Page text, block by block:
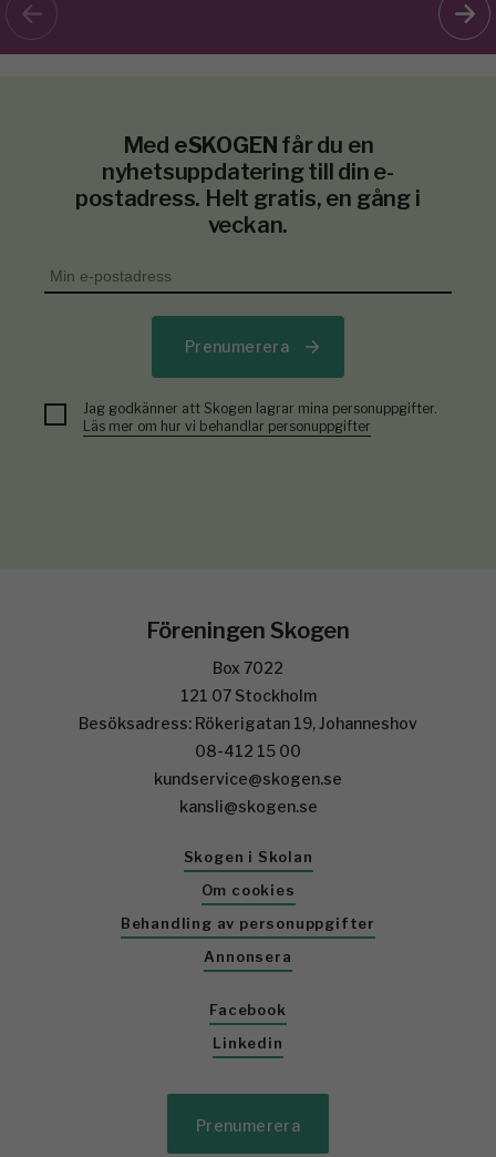
Med eSKOGEN får du en
nyhetsuppdatering till din e-
postadress. Helt gratis, en gång i
veckan.
Prenumerera
Jag godkänner att Skogen lagrar mina personuppgifter.
Läs mer om hur vi behandlar personuppgifter
Föreningen Skogen
Box 7022
121 07 Stockholm
Besöksadress: Rökerigatan 19, Johanneshov
08-412 15 00
kundservice@skogen.se
kansli@skogen.se
Skogen i Skolan
Om cookies
Behandling av personuppgifter
Annonsera
Facebook
Linkedin
Prenumerera